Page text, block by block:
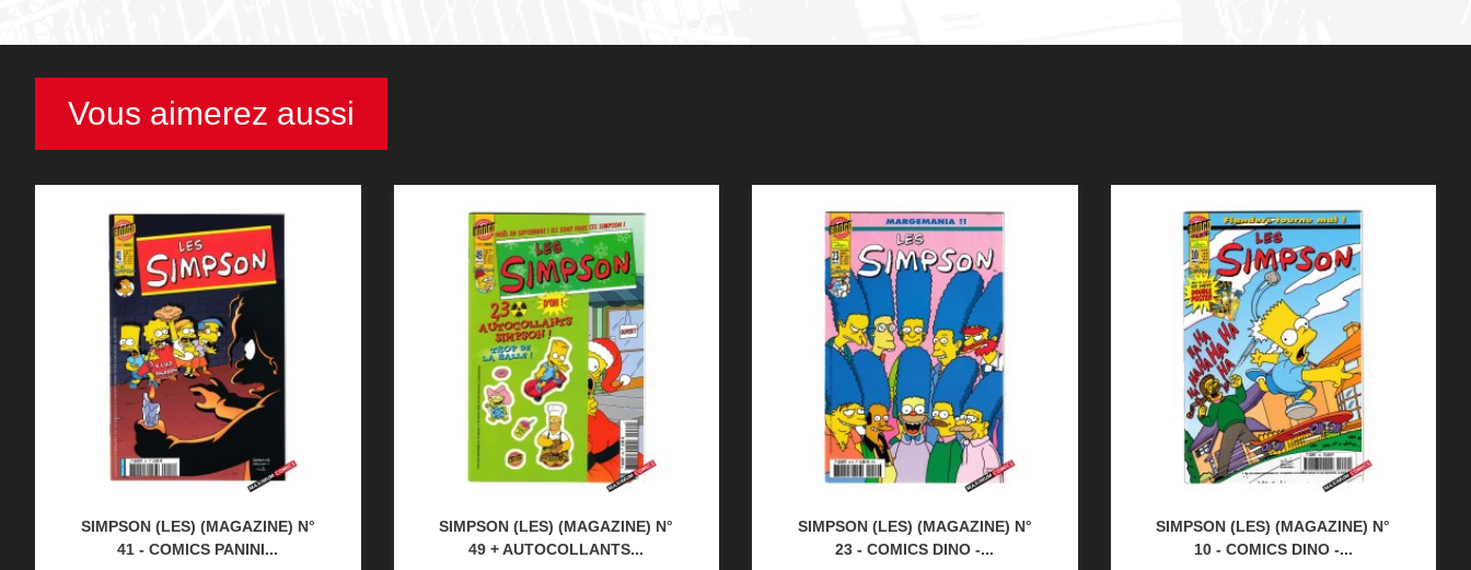
Vous aimerez aussi
SIMPSON (LES) (MAGAZINE) N°
41 - COMICS PANINI...
SIMPSON (LES) (MAGAZINE) N°
49 + AUTOCOLLANTS...
SIMPSON (LES) (MAGAZINE) N°
23 - COMICS DINO -...
SIMPSON (LES) (MAGAZINE) N°
10 - COMICS DINO -...